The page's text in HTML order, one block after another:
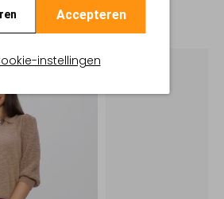
Accepteren
instellingen